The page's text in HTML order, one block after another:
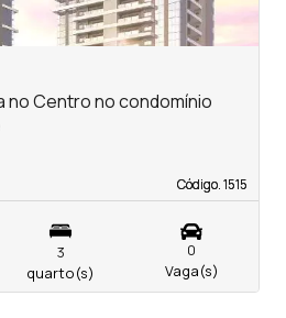
Código. 1515
Código. 1515
no Centro no condomínio
3
quarto(s)
0
Vaga(s)